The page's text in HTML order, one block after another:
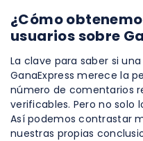
¿Cómo
usuarios sobre
La clave para saber si
GanaExpress merece la
número de comentarios
verificables. Pero no solo
Así podemos contrastar
nuestras propias